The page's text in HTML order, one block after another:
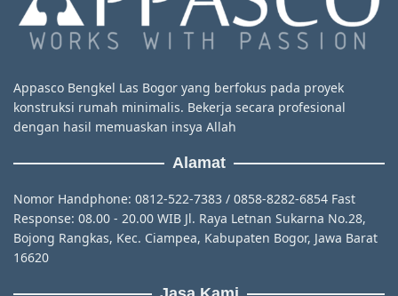
Appasco Bengkel Las Bogor yang berfokus pada proyek
konstruksi rumah minimalis. Bekerja secara profesional
dengan hasil memuaskan insya Allah
Alamat
Nomor Handphone: 0812-522-7383 / 0858-8282-6854 Fast
Response: 08.00 - 20.00 WIB Jl. Raya Letnan Sukarna No.28,
Bojong Rangkas, Kec. Ciampea, Kabupaten Bogor, Jawa Barat
16620